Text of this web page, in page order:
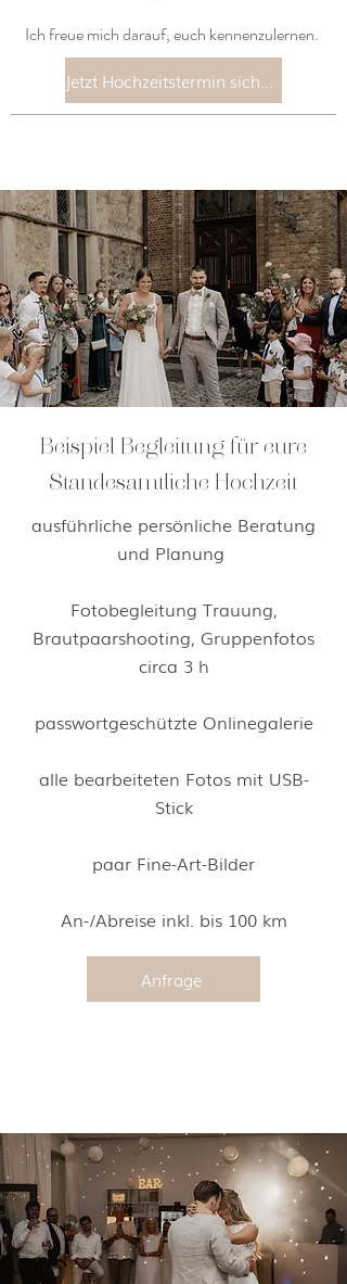
Ich freue mich darauf, euch kennenzulernen.
Beispiel Begleitung für eure
Standesamtliche Hochzeit
ausführliche persönliche Beratung
und Planung
Fotobegleitung Trauung,
Brautpaarshooting, Gruppenfotos
circa 3 h
passwortgeschützte Onlinegalerie
alle bearbeiteten Fotos mit USB-
Stick
paar Fine-Art-Bilder
An-/Abreise inkl. bis 100 km
Anfrage